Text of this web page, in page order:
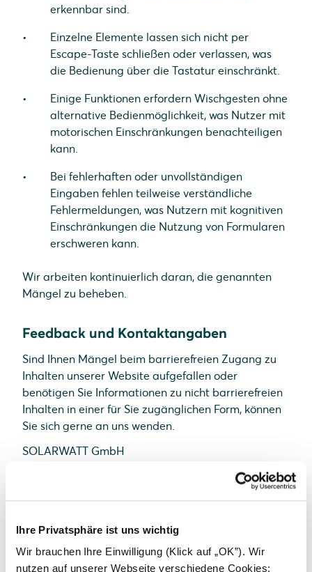
Ihre Privatsphäre ist uns wichtig
Wir brauchen Ihre Einwilligung (Klick auf „OK”). Wir
nutzen auf unserer Webseite verschiedene Cookies:
erkennbar sind.
Einzelne Elemente lassen sich nicht per
Escape-Taste schließen oder verlassen, was
die Bedienung über die Tastatur einschränkt.
Einige Funktionen erfordern Wischgesten ohne
alternative Bedienmöglichkeit, was Nutzer mit
motorischen Einschränkungen benachteiligen
kann.
Bei fehlerhaften oder unvollständigen
Eingaben fehlen teilweise verständliche
Fehlermeldungen, was Nutzern mit kognitiven
Einschränkungen die Nutzung von Formularen
erschweren kann.
Wir arbeiten kontinuierlich daran, die genannten
Mängel zu beheben.
Feedback und Kontaktangaben
Sind Ihnen Mängel beim barrierefreien Zugang zu
Inhalten unserer Website aufgefallen oder
benötigen Sie Informationen zu nicht barrierefreien
Inhalten in einer für Sie zugänglichen Form, können
Sie sich gerne an uns wenden.
SOLARWATT GmbH
01109 Dresden
E-Mail:info@solarwatt.com
Telefon:+49-351-8895-0